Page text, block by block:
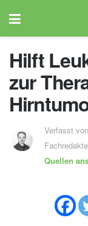
Hilft
zur
Verfasst
Quellen